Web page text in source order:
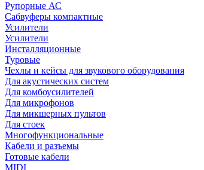
Рупорные АС
Сабвуферы компактные
Усилители
Усилители
Инсталляционные
Туровые
Чехлы и кейсы для звукового оборудования
Для акустических систем
Для комбоусилителей
Для микрофонов
Для микшерных пультов
Для стоек
Многофункциональные
Кабели и разъемы
Готовые кабели
MIDI